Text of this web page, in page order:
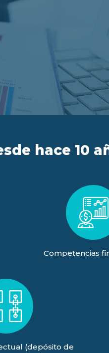
hace 10
Competencias
(depósito de